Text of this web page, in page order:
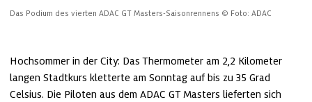
Das Podium des vierten ADAC GT Masters-Saisonrennens © Foto: ADAC
Hochsommer in der City: Das Thermometer am 2,2 Kilometer
langen Stadtkurs kletterte am Sonntag auf bis zu 35 Grad
Celsius. Die Piloten aus dem ADAC GT Masters lieferten sich